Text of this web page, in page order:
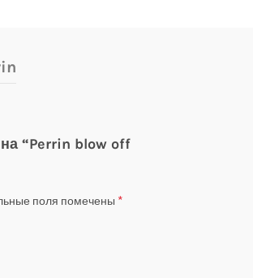
“Perrin blow off
поля помечены *